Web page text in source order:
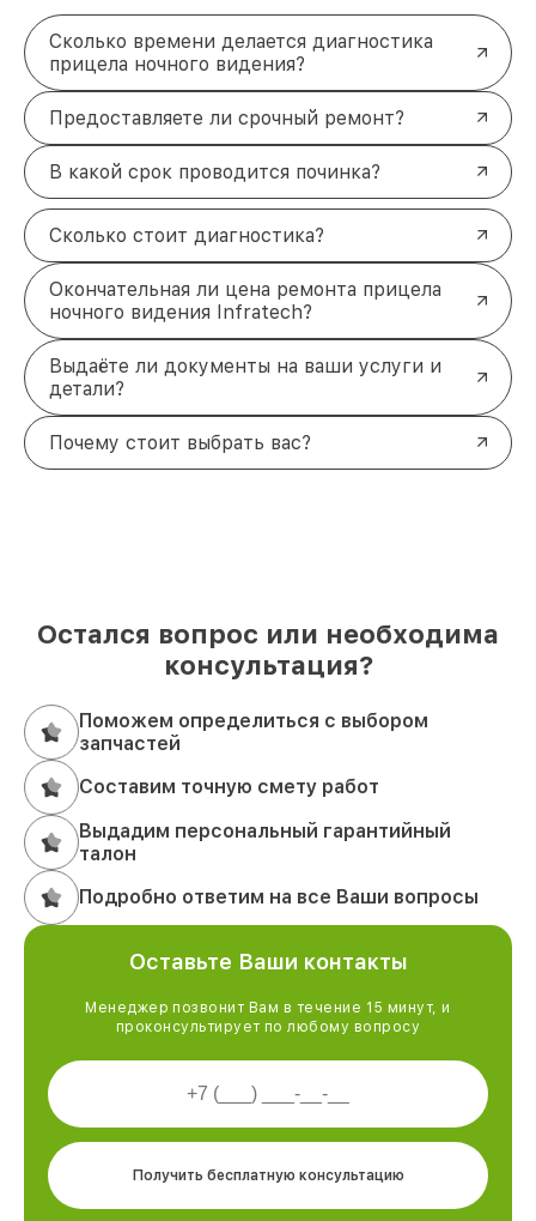
Сколько времени делается диагностика
прицела ночного видения?
Предоставляете ли срочный ремонт?
В какой срок проводится починка?
Сколько стоит диагностика?
Окончательная ли цена ремонта прицела
ночного видения Infratech?
Выдаёте ли документы на ваши услуги и
детали?
Почему стоит выбрать вас?
Остался вопрос или необходима
консультация?
Поможем определиться с выбором
запчастей
Составим точную смету работ
Выдадим персональный гарантийный
талон
Подробно ответим на все Ваши вопросы
Оставьте Ваши контакты
Менеджер позвонит Вам в течение 15 минут, и
проконсультирует по любому вопросу
Получить бесплатную консультацию